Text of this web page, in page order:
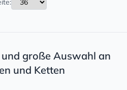
große Auswahl an
und Ketten